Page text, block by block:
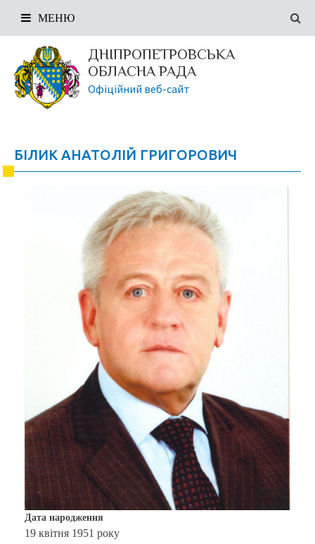
ДНІПРОПЕТРОВСЬКА
ОБЛАСНА РАДА
Офіційний веб-сайт
МЕНЮ
БІЛИК АНАТОЛІЙ ГРИГОРОВИЧ
Дата народження
19 квітня 1951 року